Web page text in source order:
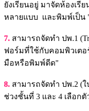
ยังเรียนอยู่ มาจัดห้องเรี
หลายแบบ และพิมพ์เป็น
7. สามารถจัดทำ ปพ.1
ฟอร์มที่ใช้กับคอมพิวเต
มือหรือพิมพ์ดีด"
8. สามารถจัดทำ ปพ.2 (
ช่วงชั้นที่ 3 และ 4 เลือก